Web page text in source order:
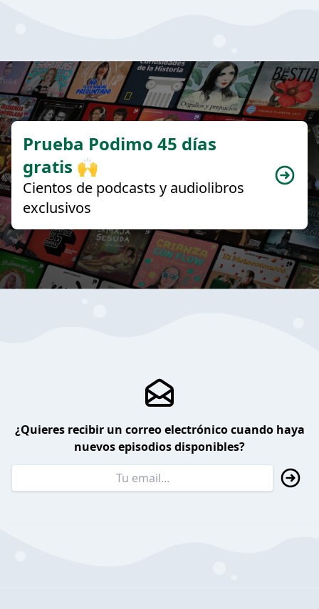
Prueba Podimo 45 días
gratis 🙌
Cientos de podcasts y audiolibros
exclusivos
¿Quieres recibir un correo electrónico cuando haya
nuevos episodios disponibles?